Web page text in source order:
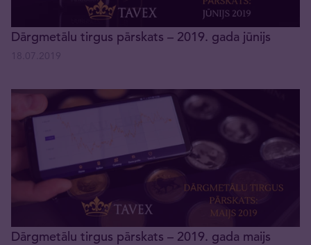
Dārgmetālu tirgus pārskats – 2019. gada jūnijs
Dārgmetālu tirgus pārskats – 2019. gada maijs